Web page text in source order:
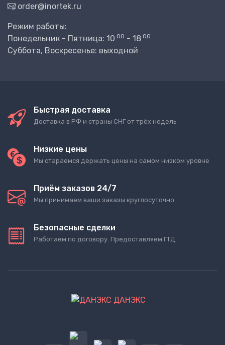
order@inortek.ru
Режим работы:
Понедельник - Пятница: 10 00 - 18 00
Суббота, Воскресенье: выходной
Быстрая доставка
Доставка в РФ и страны СНГ от трёх недель
Низкие цены
Мы стараемся держать цены на самом низком уровне
Приём заказов 24/7
Мы принимаем ваши заказы круглосуточно
Безопасные сделки
Работаем по договору. Предоставляем ГТД.
ДАНЭКС